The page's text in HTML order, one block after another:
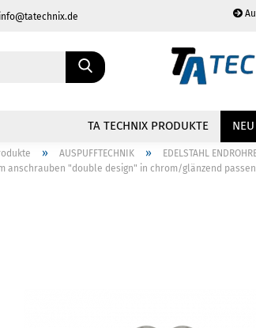
info@tatechnix.de
TA TECHNIX PRODUKTE NEU
» AUSPUFFTECHNIK » EDELSTAHL
anschrauben "double design" in chrom/glänzend